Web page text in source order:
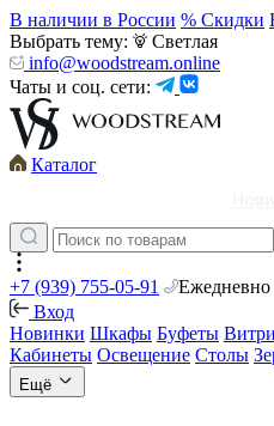
В наличии в России % Скидки
Выбрать тему:
Светлая
info@woodstream.online
Чаты и соц. сети:
Каталог
+7 (939) 755-05-91
Ежедневно
Вход
Новинки Шкафы Буфеты
Кабинеты Освещение Столы
Ещё